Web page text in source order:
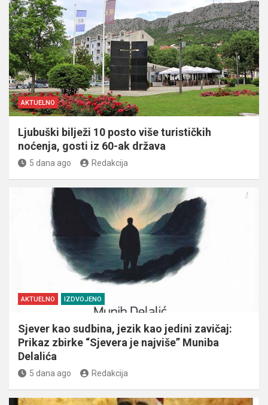
AKTUELNO
Ljubuški bilježi 10 posto više turističkih
noćenja, gosti iz 60-ak država
5 dana ago Redakcija
AKTUELNO IZDVOJENO
Sjever kao sudbina, jezik kao jedini zavičaj:
Prikaz zbirke “Sjevera je najviše” Muniba
Delalića
5 dana ago Redakcija